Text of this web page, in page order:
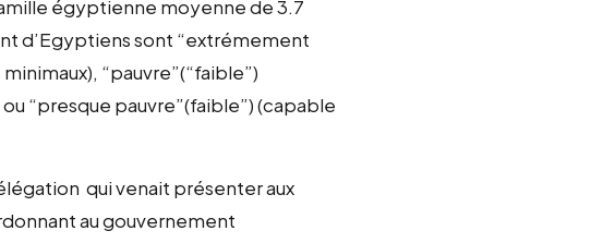
égyptienne moyenne de 3.7
d’Egyptiens sont “extrémement
“pauvre”(“faible”)
“presque pauvre”(faible”) (capable
qui venait présenter aux
au gouvernement